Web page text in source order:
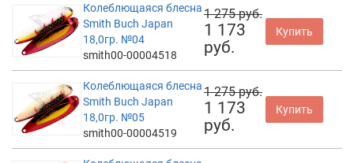
Колеблющаяся блесна
Smith Buch Japan
18,0гр. №04
smith00-00004518
1 275 руб.
1 173
руб.
Купить
Колеблющаяся блесна
Smith Buch Japan
18,0гр. №05
smith00-00004519
1 275 руб.
1 173
руб.
Купить